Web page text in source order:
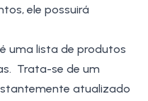
ele possuirá
uma lista de produtos
Trata-se de um
atualizado